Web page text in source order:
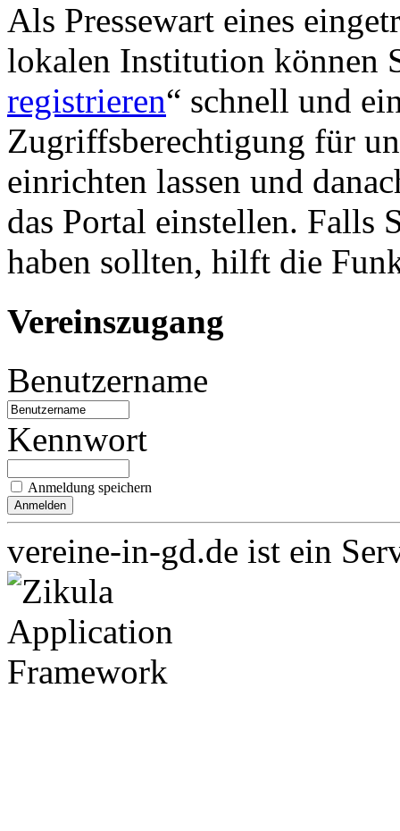
Als Pressewart eines
lokalen Institution können
registrieren“ schnell und
Zugriffsberechtigung für
einrichten lassen und
das Portal einstellen. Falls
haben sollten, hilft die
Vereinszugang
Benutzername
Kennwort
Anmeldung speichern
vereine-in-gd.de ist ein